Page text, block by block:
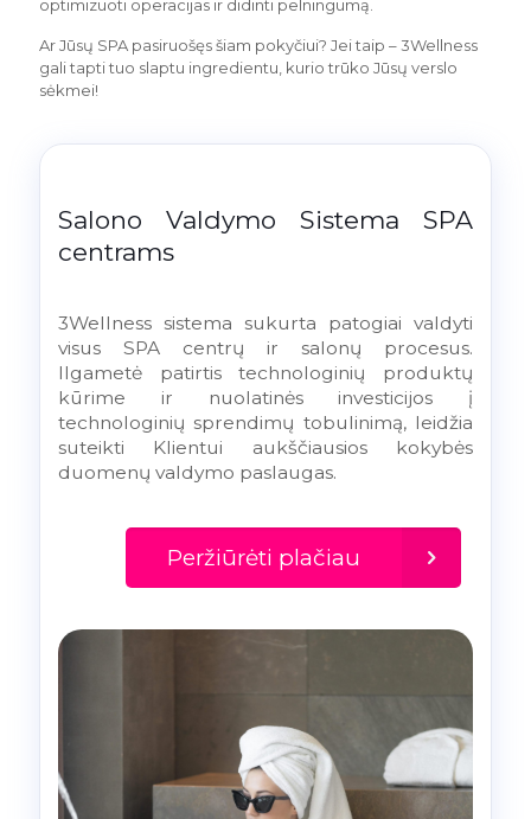
optimizuoti operacijas ir didinti pelningumą.
Ar Jūsų SPA pasiruošęs šiam pokyčiui? Jei taip – 3Wellness
gali tapti tuo slaptu ingredientu, kurio trūko Jūsų verslo
sėkmei!
Salono Valdymo Sistema SPA
centrams
3Wellness sistema sukurta patogiai valdyti
visus SPA centrų ir salonų procesus.
Ilgametė patirtis technologinių produktų
kūrime ir nuolatinės investicijos į
technologinių sprendimų tobulinimą, leidžia
suteikti Klientui aukščiausios kokybės
duomenų valdymo paslaugas.
Peržiūrėti plačiau